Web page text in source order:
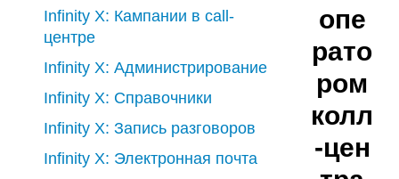
Infinity X: Кампании в call-
центре
Infinity X: Администрирование
Infinity X: Справочники
Infinity X: Запись разговоров
Infinity X: Электронная почта
опе
рато
ром
колл
-цен